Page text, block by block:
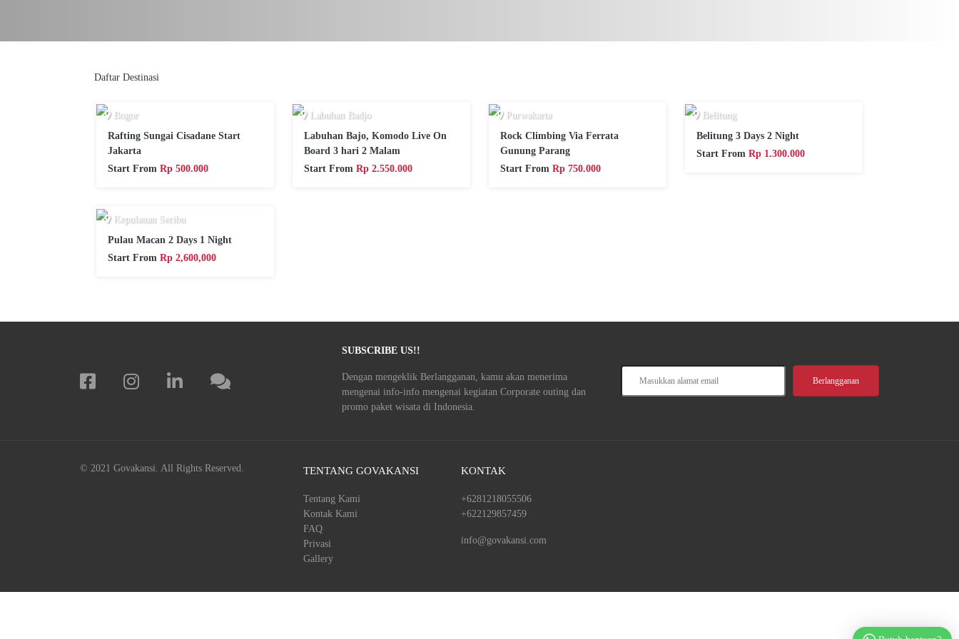
Daftar Destinasi
Bogor
Rafting Sungai Cisadane Start
Jakarta
Start FromRp 500.000
Labuhan Badjo
Labuhan Bajo, Komodo Live On
Board 3 hari 2 Malam
Start FromRp 2.550.000
Purwakarta
Rock Climbing Via Ferrata
Gunung Parang
Start FromRp 750.000
Belitung
Belitung 3 Days 2 Night
Start FromRp 1.300.000
Kepulauan Seribu
Pulau Macan 2 Days 1 Night
Start FromRp 2,600,000
SUBSCRIBE US!!
Dengan mengeklik Berlangganan, kamu akan menerima
mengenai info-info mengenai kegiatan Corporate outing dan
promo paket wisata di Indonesia.
alamat
Berlangganan
© 2021 Govakansi. All Rights Reserved. TENTANG GOVAKANSI
Tentang Kami
Kontak Kami
FAQ
Privasi
Gallery
KONTAK
+6281218055506
+622129857459
info@govakansi.com